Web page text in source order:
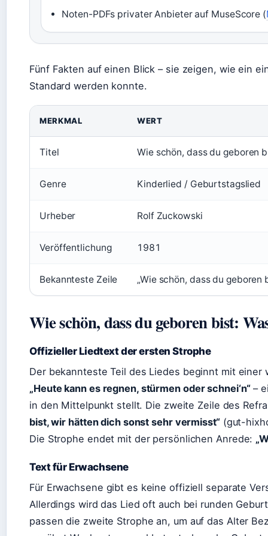
Noten-PDFs privater Anbieter auf MuseScore (
Fünf Fakten auf einen Blick – sie zeigen, wie ein
Standard werden konnte.
MERKMAL WERT
Titel Wie schön, dass du geboren
Genre Kinderlied / Geburtstagslied
Urheber Rolf Zuckowski
Veröffentlichung 1981
Bekannteste Zeile „Wie schön, dass du
Wie schön, dass du geboren bist:
Offizieller Liedtext der ersten Strophe
Der bekannteste Teil des Liedes beginnt mit einer
„Heute kann es regnen, stürmen oder schnei‘n“–
in den Mittelpunkt stellt. Die zweite Zeile des
bist, wir hätten dich sonst sehr vermisst“(gut-
Die Strophe endet mit der persönlichen Anrede:
Text für Erwachsene
Für Erwachsene gibt es keine offiziell separate
Allerdings wird das Lied oft auch bei runden
passen die zweite Strophe an, um auf das Alter